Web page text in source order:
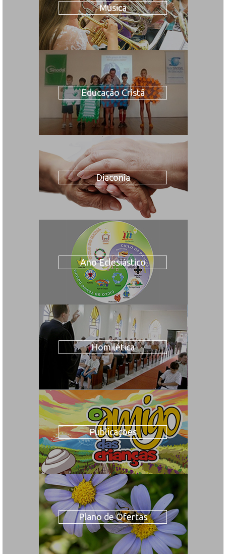
Música
Educação Cristã
Diaconia
Ano Eclesiástico
Homilética
Publicações
Plano de Ofertas